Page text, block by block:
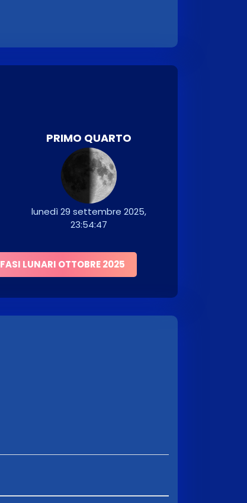
PRIMO QUARTO
lunedì 29 settembre 2025,
23:54:47
FASI LUNARI OTTOBRE 2025